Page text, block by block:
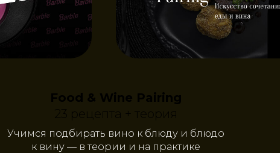
Food & Wine Pairing
23 рецепта + теория
Учимся подбирать вино к блюду и блюдо
к вину — в теории и на практике